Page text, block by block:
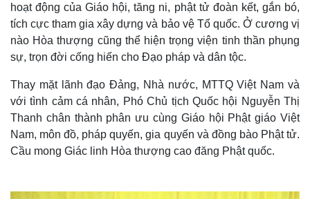
hoạt động của Giáo hội, tăng ni, phật tử đoàn kết, gắn bó,
tích cực tham gia xây dựng và bảo vệ Tổ quốc. Ở cương vị
nào Hòa thượng cũng thể hiện trọng viện tinh thần phụng
sự, trọn đời cống hiến cho Đạo pháp và dân tộc.
Thay mặt lãnh đạo Đảng, Nhà nước, MTTQ Việt Nam và
với tình cảm cá nhân, Phó Chủ tịch Quốc hội Nguyễn Thị
Thanh chân thành phân ưu cùng Giáo hội Phật giáo Việt
Nam, môn đồ, pháp quyến, gia quyến và đồng bào Phật tử.
Cầu mong Giác linh Hòa thượng cao đăng Phật quốc.